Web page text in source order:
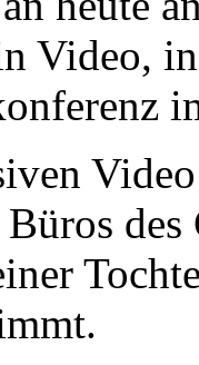
Video,